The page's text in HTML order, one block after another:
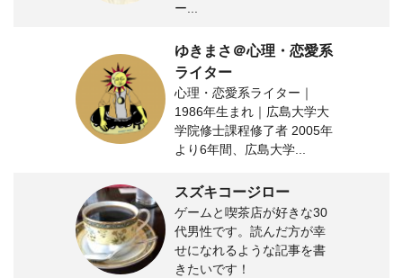
ー...
ゆきまさ＠心理・恋愛系
ライター
心理・恋愛系ライター｜
1986年生まれ｜広島大学大
学院修士課程修了者 2005年
より6年間、広島大学...
スズキコージロー
ゲームと喫茶店が好きな30
代男性です。読んだ方が幸
せになれるような記事を書
きたいです！